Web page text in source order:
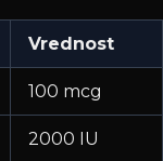
Vrednost
100 mcg
2000 IU